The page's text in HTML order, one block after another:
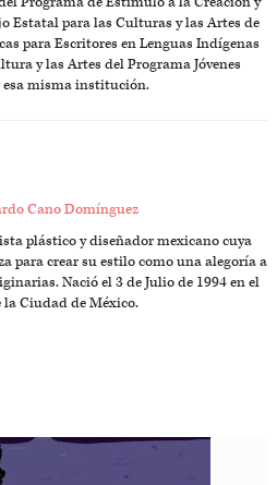
Estatal para las Culturas y las Artes de
para Escritores en Lenguas Indígenas
y las Artes del Programa Jóvenes
esa misma institución.
Cano Domínguez
plástico y diseñador mexicano cuya
para crear su estilo como una alegoría a
Nació el 3 de Julio de 1994 en el
la Ciudad de México.